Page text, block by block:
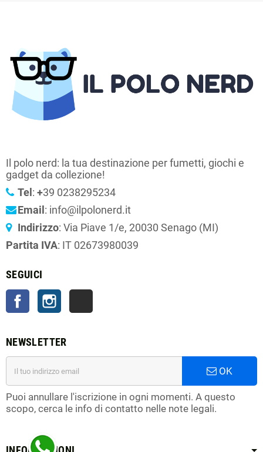
Il polo nerd: la tua destinazione per fumetti, giochi e
gadget da collezione!
Tel : +39 0238295234
Email : info@ilpolonerd.it
Indirizzo: Via Piave 1/e, 20030 Senago (MI)
Partita IVA: IT 02673980039
SEGUICI
FacebookInstagram
NEWSLETTER
OK
Puoi annullare l'iscrizione in ogni momenti. A questo
scopo, cerca le info di contatto nelle note legali.